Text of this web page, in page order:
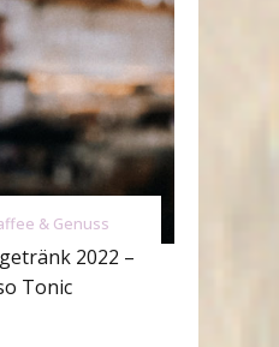
& Genuss
2022 –
Tonic